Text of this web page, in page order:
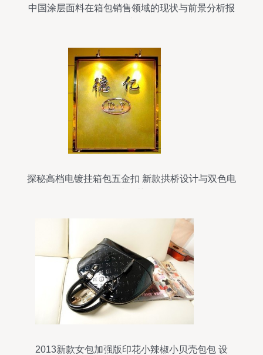
中国涂层面料在箱包销售领域的现状与前景分析报
探秘高档电镀挂箱包五金扣 新款拱桥设计与双色电
2013新款女包加强版印花小辣椒小贝壳包包 设